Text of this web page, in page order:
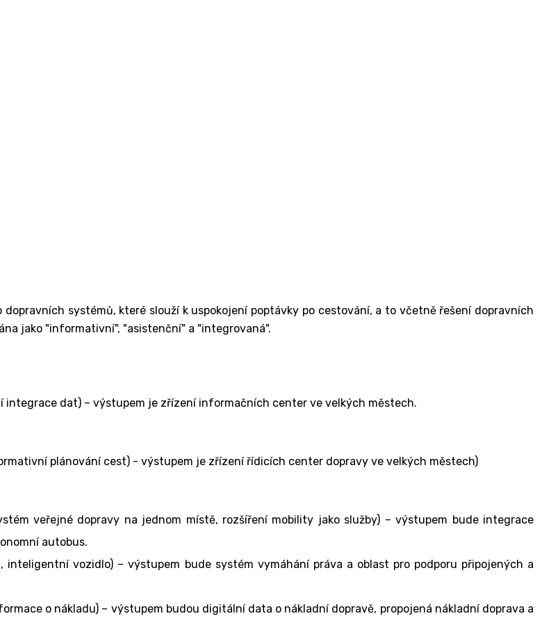
systémů, které slouží k uspokojení poptávky po cestování, a to včetně řešení dopravních
jako "informativní", "asistenční" a "integrovaná".
dat) – výstupem je zřízení informačních center ve velkých městech.
plánování cest) - výstupem je zřízení řídicích center dopravy ve velkých městech)
veřejné dopravy na jednom místě, rozšíření mobility jako služby) – výstupem bude integrace
autobus.
vozidlo) – výstupem bude systém vymáhání práva a oblast pro podporu připojených a
o nákladu) – výstupem budou digitální data o nákladní dopravě, propojená nákladní doprava a